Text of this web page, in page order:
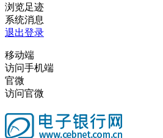
浏览足迹
系统消息
退出登录
移动端
访问手机端
官微
访问官微